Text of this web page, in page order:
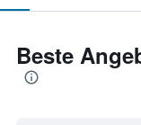
Beste